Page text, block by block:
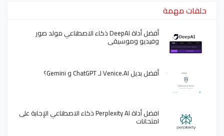
حلقات مهمة
أفضل أداة DeepAI ذكاء الاصطناعي مولد صور
وفيديو وموسيقى
أفضل بديل Venice.AI لـ ChatGPT و Gemini؟
افضل أداة Perplexity AI ذكاء الاصطناعي الإجابة على
امتحانات